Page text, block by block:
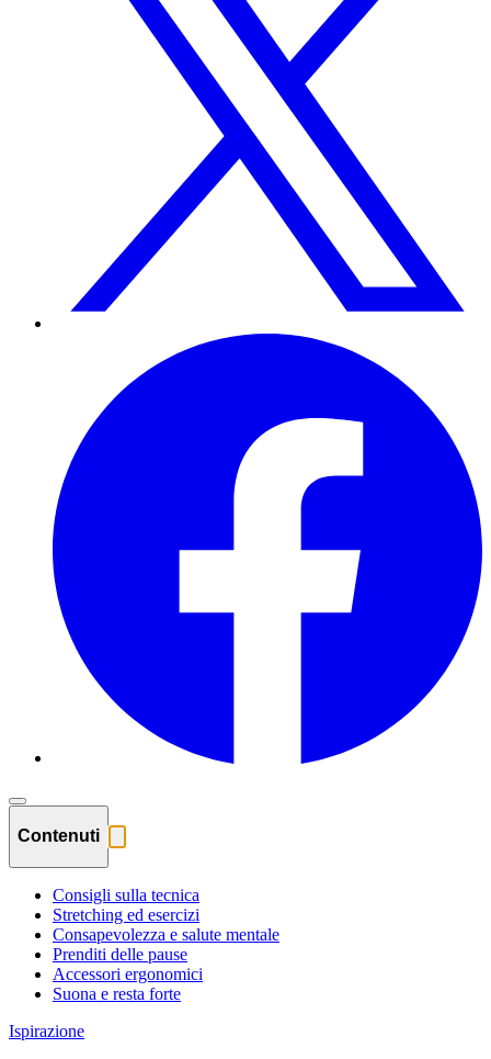
Contenuti
Consigli sulla tecnica
Stretching ed esercizi
Consapevolezza e salute mentale
Prenditi delle pause
Accessori ergonomici
Suona e resta forte
Ispirazione